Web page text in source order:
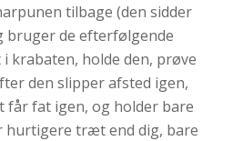
tilbage (den sidder
bruger de efterfølgende
krabaten, holde den, prøve
den slipper afsted igen,
får fat igen, og holder bare
hurtigere træt end dig, bare